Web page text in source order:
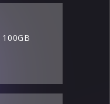
100GB